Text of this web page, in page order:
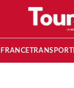
FRANCETRANSPORT